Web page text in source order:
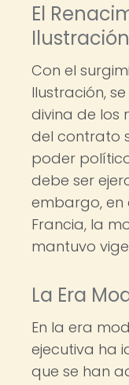
El
Ilustración
Con el
Ilustración,
divina de los
del contrato
poder
debe ser
embargo, en
Francia, la
mantuvo
La Era
En la era
ejecutiva ha
que se han